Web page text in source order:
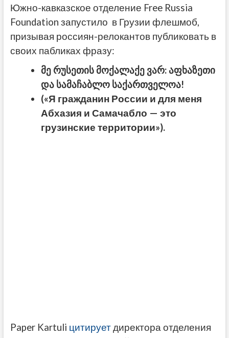
Южно-кавказское отделение Free Russia
Foundation запустило в Грузии флешмоб,
призывая россиян-релокантов публиковать в
своих пабликах фразу:
მე რუსეთის მოქალაქე ვარ: აფხაზეთი
და სამაჩაბლო საქართველოა!
(«Я гражданин России и для меня
Абхазия и Самачабло — это
грузинские территории»).
Paper Kartuli цитируетдиректора отделения